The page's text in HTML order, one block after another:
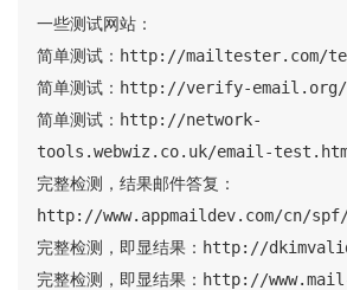
一些测试网站：
简单测试：http://mailtester.com/
简单测试：http://verify-email.org/
简单测试：http://network-
tools.webwiz.co.uk/email-
完整检测，结果邮件答复：
http://www.appmaildev.com/cn/
完整检测，即显结果：http://
完整检测，即显结果：http://